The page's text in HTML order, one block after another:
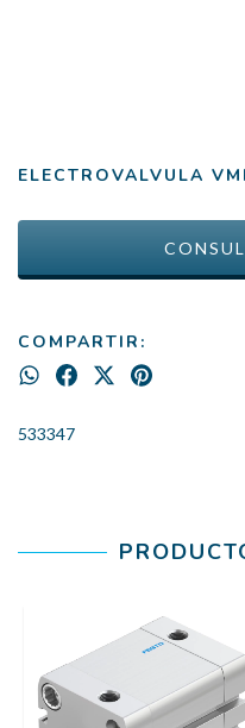
ELECTROVALVULA
COMPARTIR:
533347